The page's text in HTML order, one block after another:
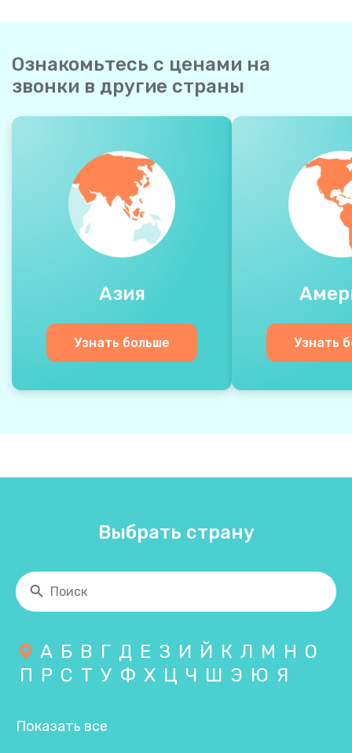
Ознакомьтесь с ценами на
звонки в другие страны
Азия
Узнать больше Узнать
Выбрать страну
А Б В Г Д Е З И Й К Л М Н О
П Р С Т У Ф Х Ц Ч Ш Э Ю Я
Показать все